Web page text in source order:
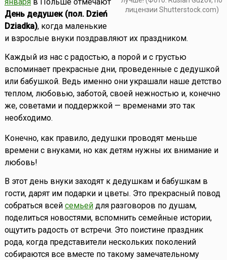
лицензии Shutterstock.com)
День дедушек (пол. Dzień
Dziadka), когда маленькие
и взрослые внуки поздравляют их праздником.
Каждый из нас с радостью, а порой и с грустью
вспоминает прекрасные дни, проведенные с дедушкой
или бабушкой. Ведь именно они украшали наше детство
теплом, любовью, заботой, своей нежностью и, конечно
же, советами и поддержкой — временами это так
необходимо.
Конечно, как правило, дедушки проводят меньше
времени с внуками, но как детям нужны их внимание и
любовь!
В этот день внуки заходят к дедушкам и бабушкам в
гости, дарят им подарки и цветы. Это прекрасный повод
собраться всей семьейдля разговоров по душам,
поделиться новостями, вспомнить семейные истории,
ощутить радость от встречи. Это поистине праздник
рода, когда представители нескольких поколений
собираются все вместе по такому замечательному